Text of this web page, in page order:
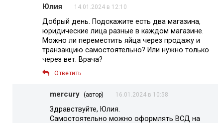
Юлия 14.01.2024 в 12:10
Добрый день. Подскажите есть два магазина,
юридические лица разные в каждом магазине.
Можно ли переместить яйца через продажу и
транзакцию самостоятельно? Или нужно только
через вет. Врача?
Ответить
mercury (автор) 16.01.2024 в 10:58
Здравствуйте, Юлия.
Самостоятельно можно оформлять ВСД на